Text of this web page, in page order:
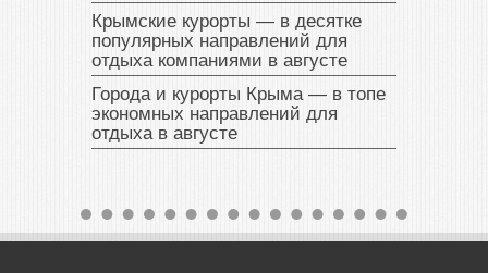
Крымские курорты — в десятке
популярных направлений для
отдыха компаниями в августе
Города и курорты Крыма — в топе
экономных направлений для
отдыха в августе